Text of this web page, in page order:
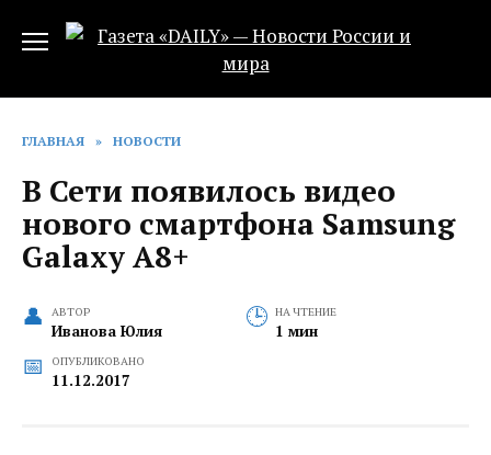
ГЛАВНАЯ » НОВОСТИ
В Сети появилось видео
нового смартфона Samsung
Galaxy A8+
АВТОР
Иванова Юлия
НА ЧТЕНИЕ
1 мин
ОПУБЛИКОВАНО
11.12.2017